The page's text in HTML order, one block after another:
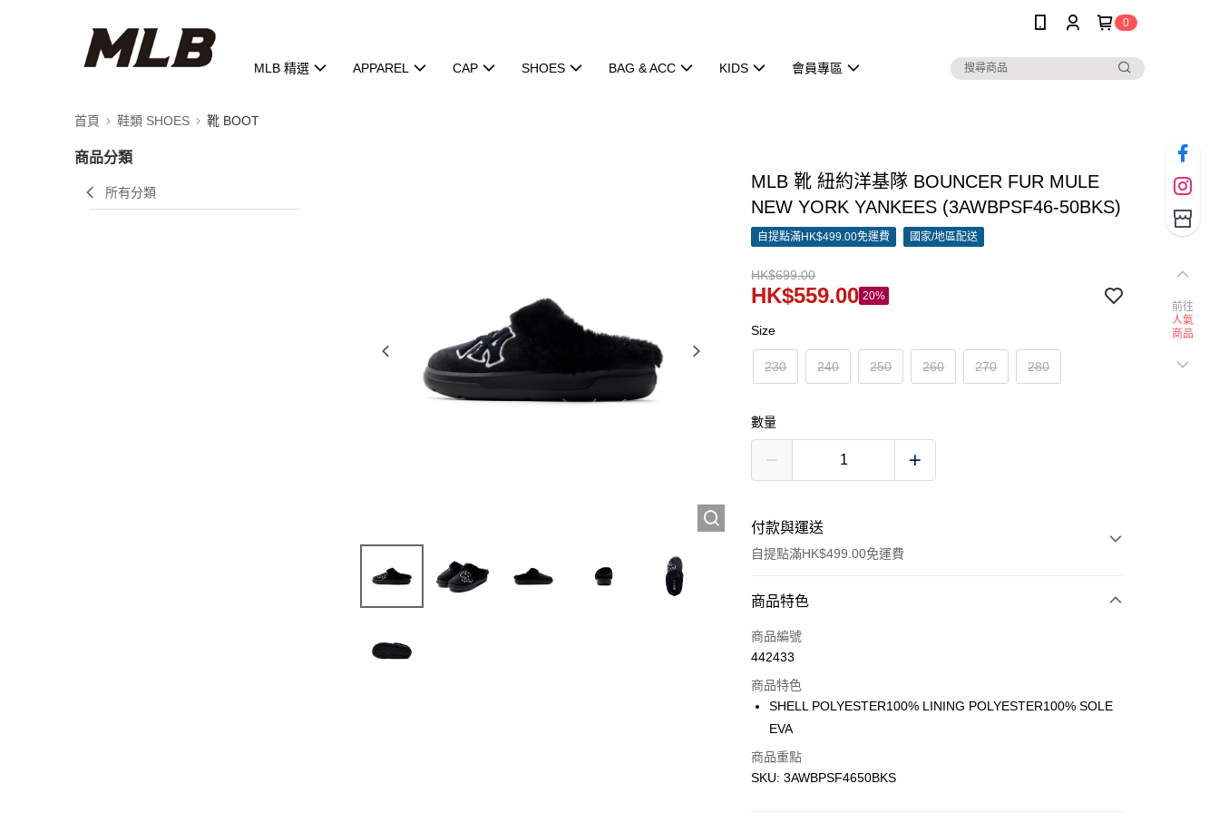
0
MLB 精選 APPAREL CAP SHOES BAG & ACC KIDS 會員專區
首頁 鞋類 SHOES 靴 BOOT
商品分類
所有分類
MLB 靴 紐約洋基隊 BOUNCER FUR MULE
NEW YORK YANKEES (3AWBPSF46-50BKS)
自提點滿HK$499.00免運費 國家/地區配送
HK$699.00
HK$559.00 20%
Size
230 240 250 260 270 280
數量
付款與運送
自提點滿HK$499.00免運費
付款方式
信用卡
Google Pay
AlipayHK
WeChat Pay
商品特色
商品編號
442433
商品特色
SHELL POLYESTER100% LINING POLYESTER100% SOLE
EVA
商品重點
SKU: 3AWBPSF4650BKS
前往
人氣
商品